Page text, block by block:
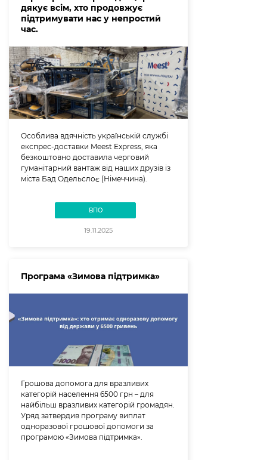
дякує всім, хто продовжує
підтримувати нас у непростий
час.
Особлива вдячність українській службі
експрес-доставки Meest Express, яка
безкоштовно доставила черговий
гуманітарний вантаж від наших друзів із
міста Бад Одельслоє (Німеччина).
ВПО
19.11.2025
Програма «Зимова підтримка»
Грошова допомога для вразливих
категорій населення 6500 грн – для
найбільш вразливих категорій громадян.
Уряд затвердив програму виплат
одноразової грошової допомоги за
програмою «Зимова підтримка».